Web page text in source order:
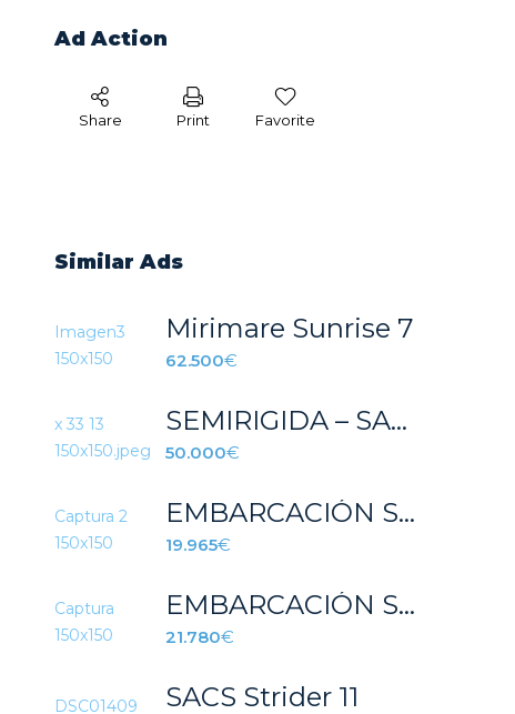
Ad Action
Share Print Favorite
Similar Ads
Mirimare Sunrise 7
62.500€
SEMIRIGIDA – SACS X 33 – EXCELLENTE ESTADO
50.000€
EMBARCACIÓN SEMIRRIGIDA AZURA 600 GRIS
19.965€
EMBARCACIÓN SEMIRRIGIDA AZURA 600 LUXURY
21.780€
SACS Strider 11